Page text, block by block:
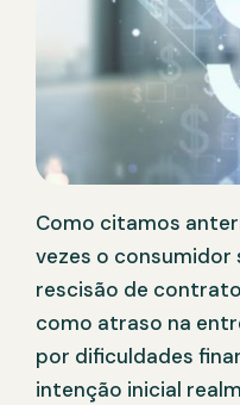
Como citamos
vezes o consumidor
rescisão de
como atraso na
por dificuldades
intenção inicial